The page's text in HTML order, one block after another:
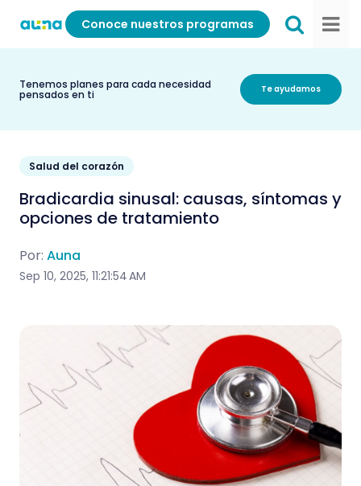
Conoce nuestros programas
Tenemos planes para cada necesidad
pensados en ti Te ayudamos
Salud del corazón
Bradicardia sinusal: causas, síntomas y
opciones de tratamiento
Por: Auna
Sep 10, 2025, 11:21:54 AM